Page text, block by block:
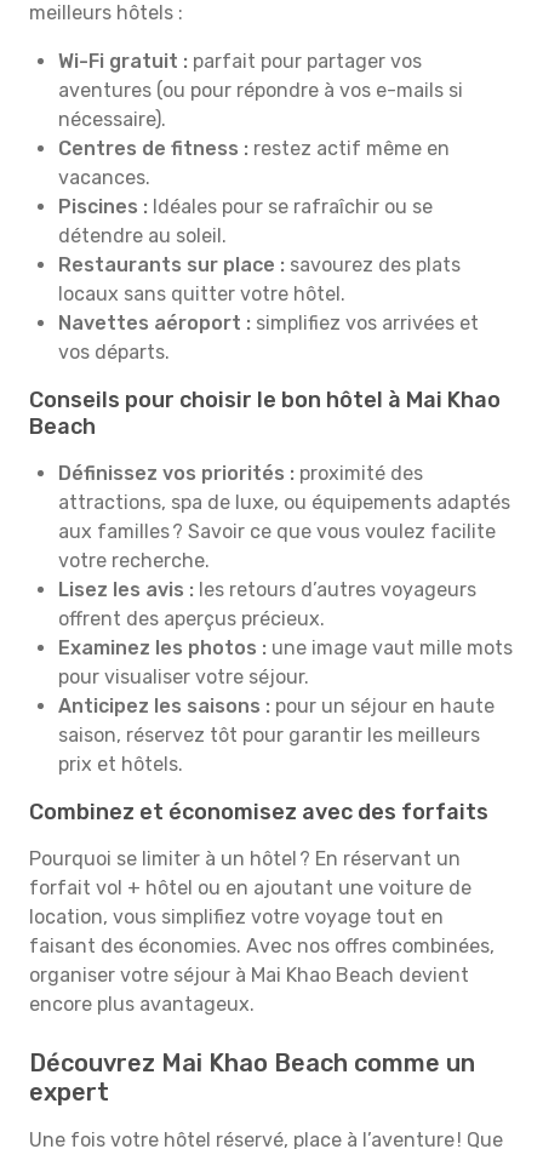
meilleurs hôtels :
Wi-Fi gratuit : parfait pour partager vos
aventures (ou pour répondre à vos e-mails si
nécessaire).
Centres de fitness : restez actif même en
vacances.
Piscines : Idéales pour se rafraîchir ou se
détendre au soleil.
Restaurants sur place : savourez des plats
locaux sans quitter votre hôtel.
Navettes aéroport : simplifiez vos arrivées et
vos départs.
Conseils pour choisir le bon hôtel à Mai Khao
Beach
Définissez vos priorités : proximité des
attractions, spa de luxe, ou équipements adaptés
aux familles ? Savoir ce que vous voulez facilite
votre recherche.
Lisez les avis : les retours d’autres voyageurs
offrent des aperçus précieux.
Examinez les photos : une image vaut mille mots
pour visualiser votre séjour.
Anticipez les saisons : pour un séjour en haute
saison, réservez tôt pour garantir les meilleurs
prix et hôtels.
Combinez et économisez avec des forfaits
Pourquoi se limiter à un hôtel ? En réservant un
forfait vol + hôtel ou en ajoutant une voiture de
location, vous simplifiez votre voyage tout en
faisant des économies. Avec nos offres combinées,
organiser votre séjour à Mai Khao Beach devient
encore plus avantageux.
Découvrez Mai Khao Beach comme un
expert
Une fois votre hôtel réservé, place à l’aventure ! Que